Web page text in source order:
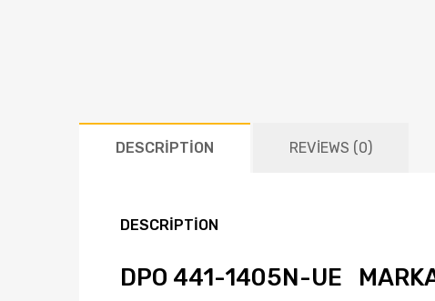
DESCRIPTION REVIEWS (0)
DESCRIPTION
DPO 441-1405N-UE